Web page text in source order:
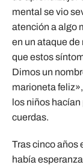
mental se vio
atención a algo
en un ataque de
que estos
Dimos un
marioneta
los niños
cuerdas.
Tras cinco años
había